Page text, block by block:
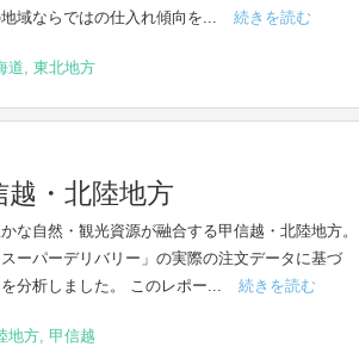
域ならではの仕入れ傾向を...
続きを読む
道 東北地方
・北陸地方
な自然・観光資源が融合する甲信越・北陸地方。
ーパーデリバリー」の実際の注文データに基づ
分析しました。 このレポー...
続きを読む
地方, 甲信越